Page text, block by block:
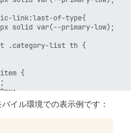
link:last-of-type{
solid var(--primary-low);
.category-list th {
{
{
var(--primary-low)!important;
イル環境での表示例です：